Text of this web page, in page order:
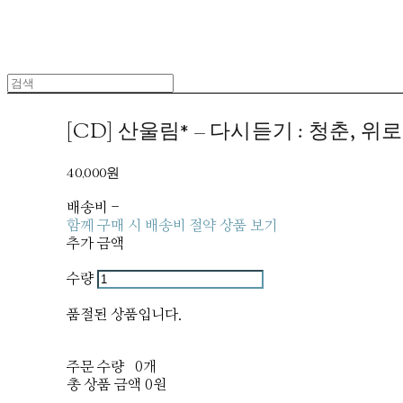
[CD] 산울림* – 다시듣기 : 청춘, 위
40,000원
배송비 -
함께 구매 시 배송비 절약 상품 보기
추가 금액
수량
품절된 상품입니다.
주문 수량
0개
총 상품 금액 0원